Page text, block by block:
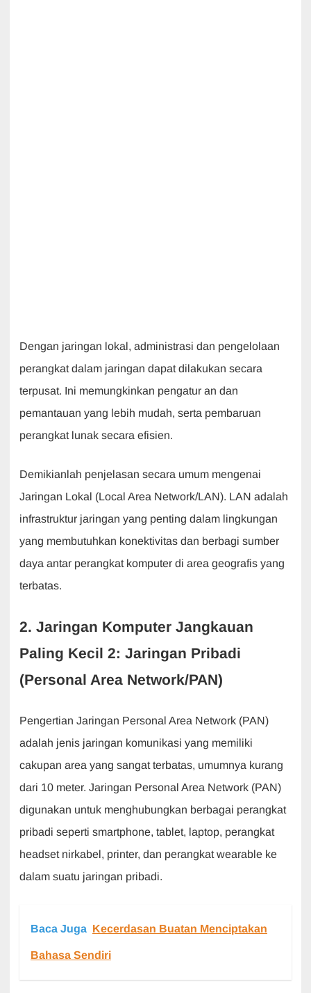
Dengan jaringan lokal, administrasi dan pengelolaan
perangkat dalam jaringan dapat dilakukan secara
terpusat. Ini memungkinkan pengatur an dan
pemantauan yang lebih mudah, serta pembaruan
perangkat lunak secara efisien.
Demikianlah penjelasan secara umum mengenai
Jaringan Lokal (Local Area Network/LAN). LAN adalah
infrastruktur jaringan yang penting dalam lingkungan
yang membutuhkan konektivitas dan berbagi sumber
daya antar perangkat komputer di area geografis yang
terbatas.
2. Jaringan Komputer Jangkauan
Paling Kecil 2: Jaringan Pribadi
(Personal Area Network/PAN)
Pengertian Jaringan Personal Area Network (PAN)
adalah jenis jaringan komunikasi yang memiliki
cakupan area yang sangat terbatas, umumnya kurang
dari 10 meter. Jaringan Personal Area Network (PAN)
digunakan untuk menghubungkan berbagai perangkat
pribadi seperti smartphone, tablet, laptop, perangkat
headset nirkabel, printer, dan perangkat wearable ke
dalam suatu jaringan pribadi.
Baca Juga Kecerdasan Buatan Menciptakan
Bahasa Sendiri